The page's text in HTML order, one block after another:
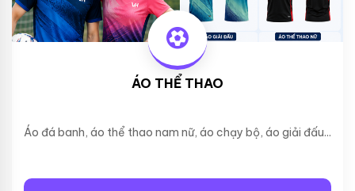
ÁO THỂ THAO
Áo đá banh, áo thể thao nam nữ, áo chạy bộ, áo giải đấu...